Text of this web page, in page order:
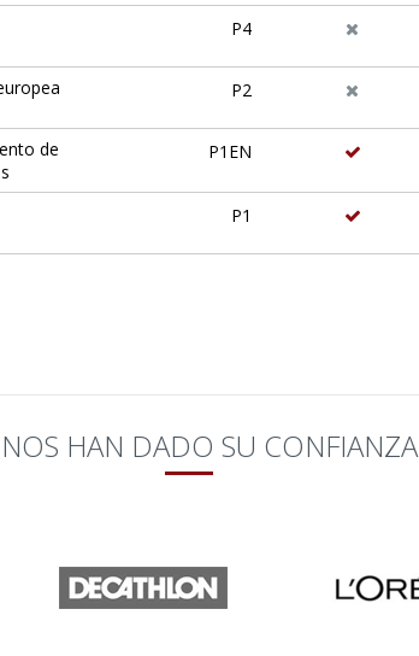
P4
P2
de
P1EN
P1
HAN DADO SU CONFIANZA